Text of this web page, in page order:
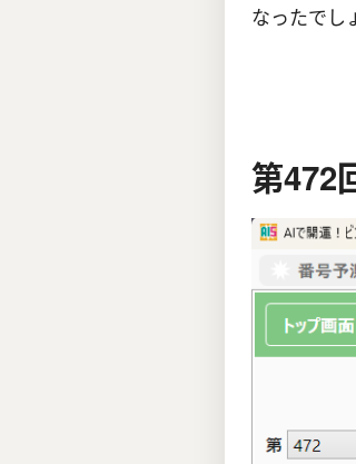
なったでし
第472